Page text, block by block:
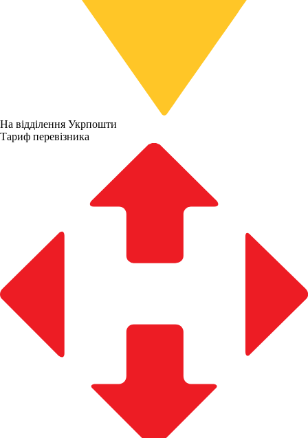
На відділення Укрпошти
Тариф перевізника